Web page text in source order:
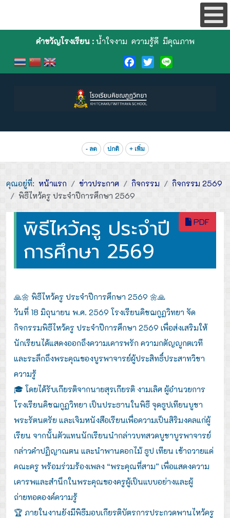
คำขวัญโรงเรียน :น้ำใจงาม ความรู้ดี มีคุณภาพ
Facebook
TwitterLine
- ลด ปกติ + เพิ่ม
คุณอยู่ที่: หน้าแรก ข่าวประกาศ กิจกรรม
กิจกรรม 2569
พิธีไหว้ครู ประจำปีการศึกษา 2569
PDF
พิธีไหว้ครู ประจำปี
การศึกษา 2569
🙏🌼 พิธีไหว้ครู ประจำปีการศึกษา 2569 🌼🙏
วันที่ 18 มิถุนายน พ.ศ. 2569 โรงเรียนคิชฌกูฏวิทยา จัด
กิจกรรมพิธีไหว้ครู ประจำปีการศึกษา 2569 เพื่อส่งเสริมให้
นักเรียนได้แสดงออกถึงความเคารพรัก ความกตัญญูกตเวที
และระลึกถึงพระคุณของบูรพาจารย์ผู้ประสิทธิ์ประสาทวิชา
ความรู้
🎓 โดยได้รับเกียรติจากนายสุรเกียรติ งามเลิศ ผู้อำนวยการ
โรงเรียนคิชฌกูฏวิทยา เป็นประธานในพิธี จุดธูปเทียนบูชา
พระรัตนตรัย และเจิมหนังสือเรียนเพื่อความเป็นสิริมงคลแก่ผู้
เรียน จากนั้นตัวแทนนักเรียนนำกล่าวบทสวดบูชาบูรพาจารย์
กล่าวคำปฏิญาณตน และนำพานดอกไม้ ธูป เทียน เข้าถวายแด่
คณะครู พร้อมร่วมร้องเพลง “พระคุณที่สาม” เพื่อแสดงความ
เคารพและสำนึกในพระคุณของครูผู้เป็นแบบอย่างและผู้
ถ่ายทอดองค์ความรู้
🏆 ภายในงานยังมีพิธีมอบเกียรติบัตรการประกวดพานไหว้ครู